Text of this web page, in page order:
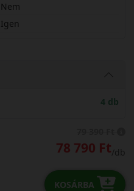
Nem
Igen
4 db
78 790 Ft/db
KOSÁRBA